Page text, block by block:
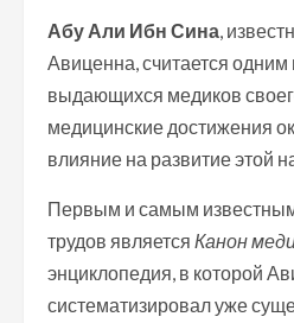
Абу Али Ибн Сина,
Авиценна, считается
выдающихся медиков
медицинские достижения
влияние на развитие этой
Первым и самым
трудов является Канон
энциклопедия, в которой
систематизировал уже